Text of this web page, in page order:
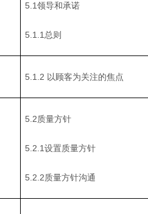
5.1领导和承诺
5.1.1总则
5.1.2 以顾客为关注的焦点
5.2质量方针
5.2.1设置质量方针
5.2.2质量方针沟通